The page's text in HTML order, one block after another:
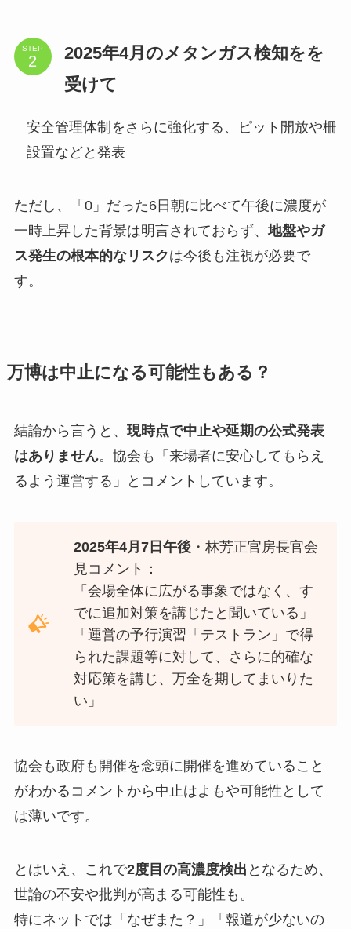
STEP
2025年4月のメタンガス検知をを
受けて
安全管理体制をさらに強化する、ピット開放や柵
設置などと発表
ただし、「0」だった6日朝に比べて午後に濃度が
一時上昇した背景は明言されておらず、地盤やガ
ス発生の根本的なリスクは今後も注視が必要で
す。
万博は中止になる可能性もある？
結論から言うと、 現時点で中止や延期の公式発表
はありません。協会も「来場者に安心してもらえ
るよう運営する」とコメントしています。
2025年4月7日午後 ・林芳正官房長官会
見コメント：
「会場全体に広がる事象ではなく、す
でに追加対策を講じたと聞いている」
「運営の予行演習「テストラン」で得
られた課題等に対して、さらに的確な
対応策を講じ、万全を期してまいりた
い」
協会も政府も開催を念頭に開催を進めていること
がわかるコメントから中止はよもや可能性として
は薄いです。
とはいえ、これで2度目の高濃度検出 となるため、
世論の不安や批判が高まる可能性も。
特にネットでは「なぜまた？」「報道が少ないの